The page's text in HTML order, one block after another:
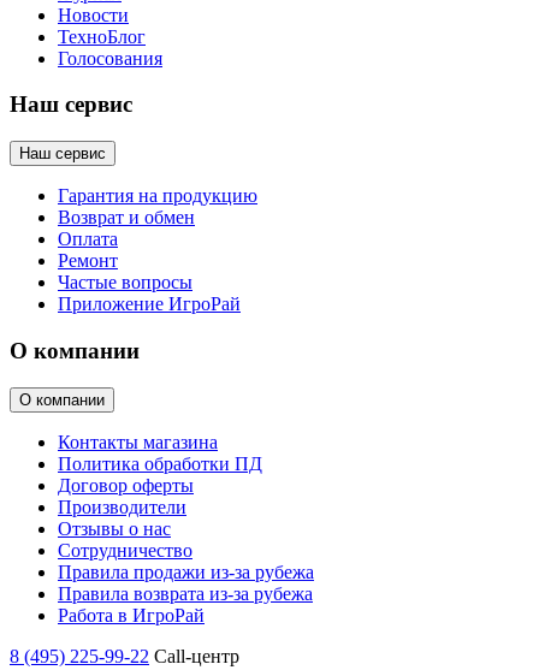
Новости
ТехноБлог
Голосования
Наш сервис
Наш сервис
Гарантия на продукцию
Возврат и обмен
Оплата
Ремонт
Частые вопросы
Приложение ИгроРай
О компании
О компании
Контакты магазина
Политика обработки ПД
Договор оферты
Производители
Отзывы о нас
Сотрудничество
Правила продажи из-за рубежа
Правила возврата из-за рубежа
Работа в ИгроРай
8 (495) 225-99-22 Call-центр